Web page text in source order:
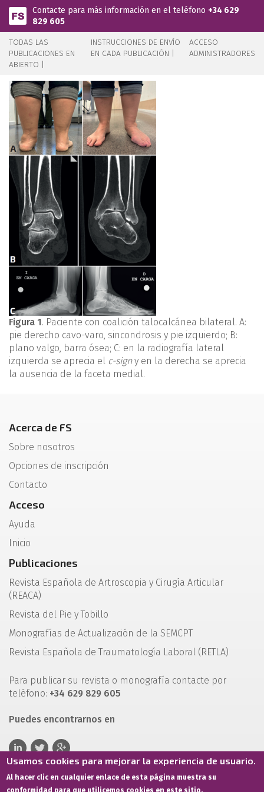
Pasar al contenido principal
Contacte para más información en el teléfono +34 629
829 605
TODAS LAS
PUBLICACIONES EN
ABIERTO |
INSTRUCCIONES DE ENVÍO
EN CADA PUBLICACIÓN |
ACCESO
ADMINISTRADORES
Figura 1. Paciente con coalición talocalcánea bilateral. A:
pie derecho cavo-varo, sincondrosis y pie izquierdo; B:
plano valgo, barra ósea; C: en la radiografía lateral
izquierda se aprecia el c-signy en la derecha se aprecia
la ausencia de la faceta medial.
Acerca de FS
Sobre nosotros
Opciones de inscripción
Contacto
Acceso
Ayuda
Inicio
Publicaciones
Revista Española de Artroscopia y Cirugía Articular
(REACA)
Revista del Pie y Tobillo
Monografías de Actualización de la SEMCPT
Revista Española de Traumatología Laboral (RETLA)
Para publicar su revista o monografía contacte por
teléfono: +34 629 829 605
Puedes encontrarnos en
Usamos cookies para mejorar la experiencia de usuario.
Al hacer clic en cualquier enlace de esta página muestra su
conformidad para que utilicemos cookies en este sitio.